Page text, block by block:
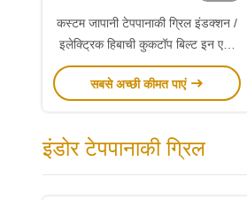
कस्टम जापानी टेपपानाकी ग्रिल इंडक्शन /
इलेक्ट्रिक हिबाची कुकटॉप बिल्ट इन एयर
ब्लोअर
सबसे अच्छी कीमत पाएं
इंडोर टेपपानाकी ग्रिल